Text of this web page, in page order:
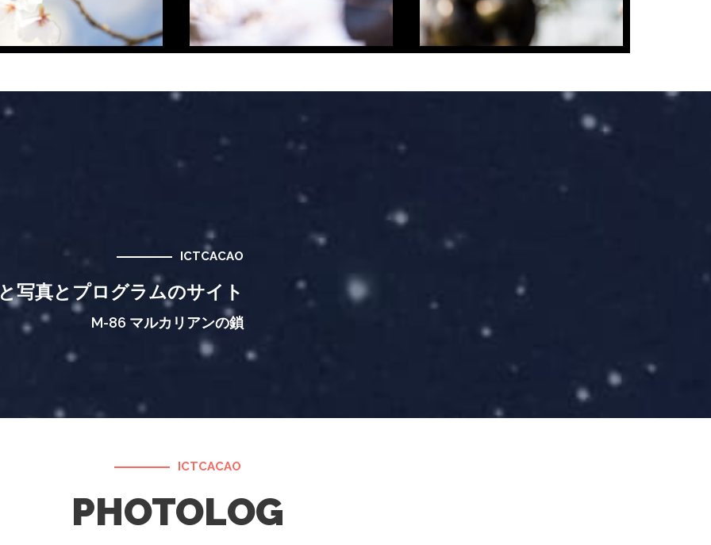
ICTCACAO
写真とプログラムのサイト
M-86 マルカリアンの鎖
ICTCACAO
PHOTOLOG